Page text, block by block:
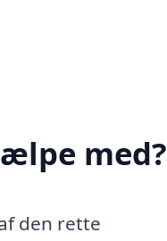
med?
den rette